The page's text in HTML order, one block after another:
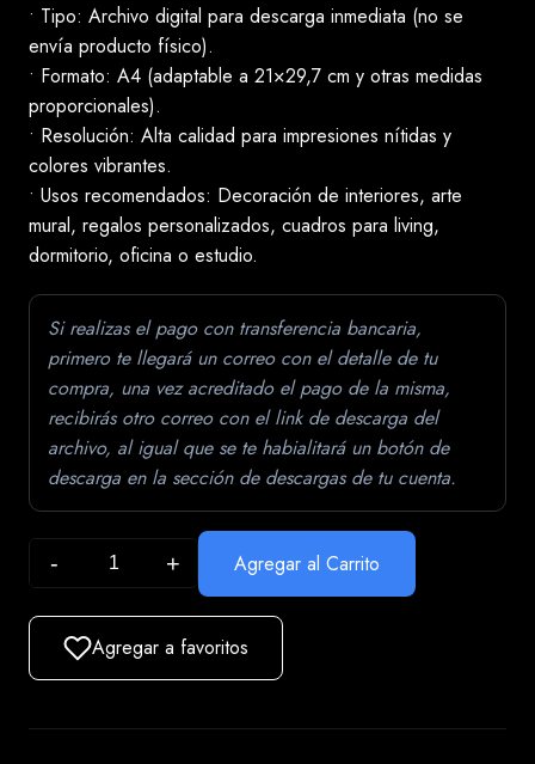
• Tipo: Archivo digital para descarga inmediata (no se
envía producto físico).
• Formato: A4 (adaptable a 21×29,7 cm y otras medidas
proporcionales).
• Resolución: Alta calidad para impresiones nítidas y
colores vibrantes.
• Usos recomendados: Decoración de interiores, arte
mural, regalos personalizados, cuadros para living,
dormitorio, oficina o estudio.
Si realizas el pago con transferencia bancaria,
primero te llegará un correo con el detalle de tu
compra, una vez acreditado el pago de la misma,
recibirás otro correo con el link de descarga del
archivo, al igual que se te habialitará un botón de
descarga en la sección de descargas de tu cuenta.
- + Agregar al Carrito
Agregar a favoritos